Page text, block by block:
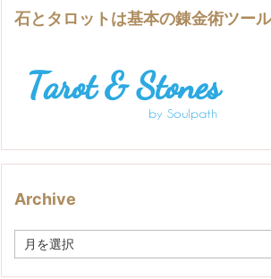
石とタロットは基本の錬金術ツー
Archive